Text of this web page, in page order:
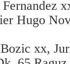
Hugo
xx,